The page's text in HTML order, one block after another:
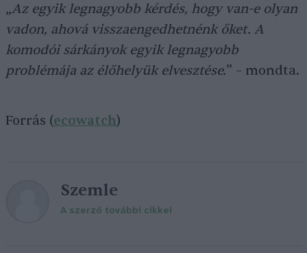
„Az egyik legnagyobb kérdés, hogy van-e olyan
vadon, ahová visszaengedhetnénk őket. A
komodói sárkányok egyik legnagyobb
problémája az élőhelyük elvesztése.” – mondta.
Forrás (ecowatch)
Szemle
A szerző további cikkei